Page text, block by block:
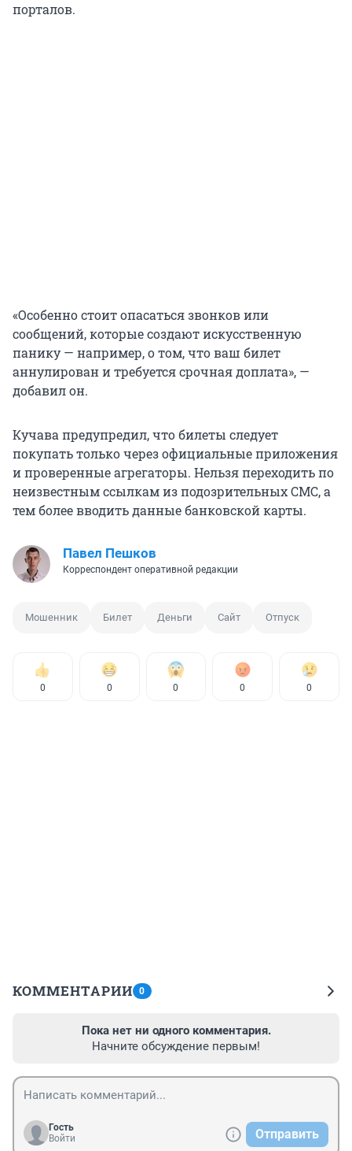
порталов.
«Особенно стоит опасаться звонков или
сообщений, которые создают искусственную
панику — например, о том, что ваш билет
аннулирован и требуется срочная доплата», —
добавил он.
Кучава предупредил, что билеты следует
покупать только через официальные приложения
и проверенные агрегаторы. Нельзя переходить по
неизвестным ссылкам из подозрительных СМС, а
тем более вводить данные банковской карты.
Павел Пешков
Корреспондент оперативной редакции
Мошенник Билет Деньги Сайт Отпуск
0 0 0 0 0
КОММЕНТАРИИ 0
Пока нет ни одного комментария.
Начните обсуждение первым!
Гость
Войти
Отправить